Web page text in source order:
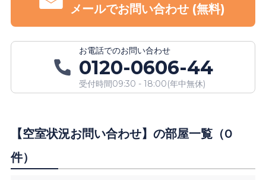
メールでお問い合わせ(無料)
お電話でのお問い合わせ
0120-0606-44
受付時間09:30 - 18:00(年中無休)
【空室状況お問い合わせ】の部屋一覧（0
件）